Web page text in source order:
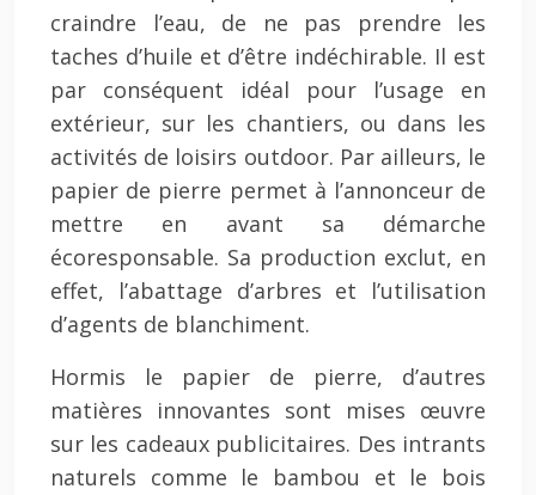
craindre l’eau, de ne pas prendre les
taches d’huile et d’être indéchirable. Il est
par conséquent idéal pour l’usage en
extérieur, sur les chantiers, ou dans les
activités de loisirs outdoor. Par ailleurs, le
papier de pierre permet à l’annonceur de
mettre en avant sa démarche
écoresponsable. Sa production exclut, en
effet, l’abattage d’arbres et l’utilisation
d’agents de blanchiment.
Hormis le papier de pierre, d’autres
matières innovantes sont mises œuvre
sur les cadeaux publicitaires. Des intrants
naturels comme le bambou et le bois